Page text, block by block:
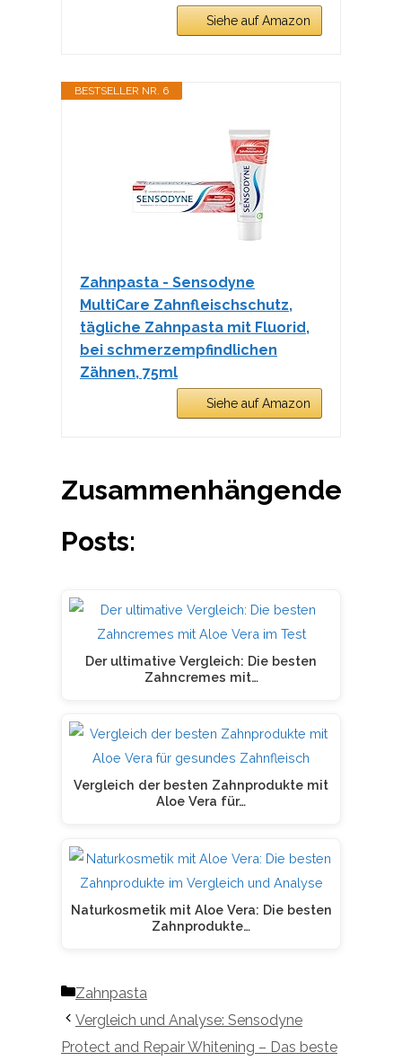
Siehe auf Amazon
BESTSELLER NR. 6
Zahnpasta - Sensodyne
MultiCare Zahnfleischschutz,
tägliche Zahnpasta mit Fluorid,
bei schmerzempfindlichen
Zähnen, 75ml
Siehe auf Amazon
Zusammenhängende
Posts:
Der ultimative Vergleich: Die besten
Zahncremes mit…
Vergleich der besten Zahnprodukte mit
Aloe Vera für…
Naturkosmetik mit Aloe Vera: Die besten
Zahnprodukte…
Kategorien
Zahnpasta
Vergleich und Analyse: Sensodyne
Protect and Repair Whitening – Das beste